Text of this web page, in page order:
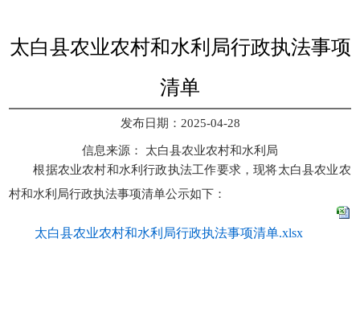
太白县农业农村和水利局行政执法事项
清单
发布日期：2025-04-28
信息来源： 太白县农业农村和水利局
根据农业农村和水利行政执法工作要求，现将太白县农业农
村和水利局行政执法事项清单公示如下：
太白县农业农村和水利局行政执法事项清单.xlsx